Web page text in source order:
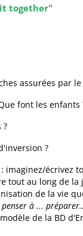
together"
assurées par le
font les enfants
?
?
imaginez/écrivez
tout au long de
de la vie
à ...
de la BD